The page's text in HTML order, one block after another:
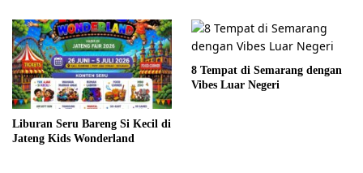
Liburan Seru Bareng Si Kecil di
Jateng Kids Wonderland
8 Tempat di Semarang dengan
Vibes Luar Negeri